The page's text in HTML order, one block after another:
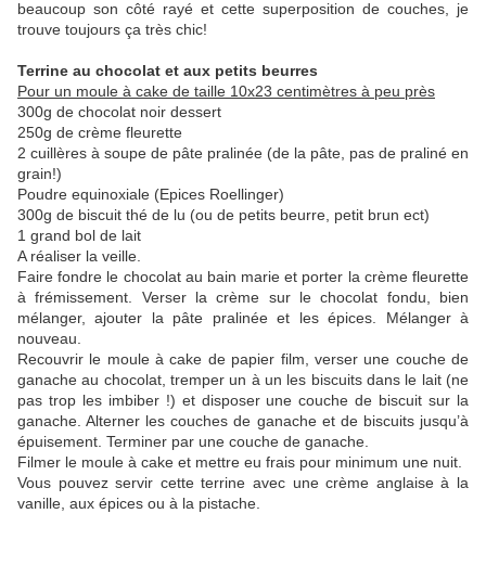
beaucoup son côté rayé et cette superposition de couches, je
trouve toujours ça très chic!
Terrine au chocolat et aux petits beurres
Pour un moule à cake de taille 10x23 centimètres à peu près
300g de chocolat noir dessert
250g de crème fleurette
2 cuillères à soupe de pâte pralinée (de la pâte, pas de praliné en
grain!)
Poudre equinoxiale (Epices Roellinger)
300g de biscuit thé de lu (ou de petits beurre, petit brun ect)
1 grand bol de lait
A réaliser la veille.
Faire fondre le chocolat au bain marie et porter la crème fleurette
à frémissement. Verser la crème sur le chocolat fondu, bien
mélanger, ajouter la pâte pralinée et les épices. Mélanger à
nouveau.
Recouvrir le moule à cake de papier film, verser une couche de
ganache au chocolat, tremper un à un les biscuits dans le lait (ne
pas trop les imbiber !) et disposer une couche de biscuit sur la
ganache. Alterner les couches de ganache et de biscuits jusqu’à
épuisement. Terminer par une couche de ganache.
Filmer le moule à cake et mettre eu frais pour minimum une nuit.
Vous pouvez servir cette terrine avec une crème anglaise à la
vanille, aux épices ou à la pistache.